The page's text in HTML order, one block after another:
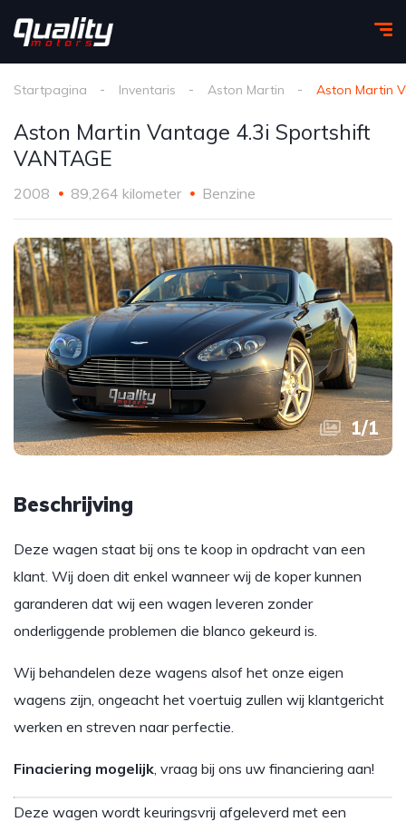
Startpagina Inventaris Aston Martin Aston Martin
Aston Martin Vantage 4.3i Sportshift
VANTAGE
2008 89,264 kilometer Benzine
1/1
Beschrijving
Deze wagen staat bij ons te koop in opdracht van een
klant. Wij doen dit enkel wanneer wij de koper kunnen
garanderen dat wij een wagen leveren zonder
onderliggende problemen die blanco gekeurd is.
Wij behandelen deze wagens alsof het onze eigen
wagens zijn, ongeacht het voertuig zullen wij klantgericht
werken en streven naar perfectie.
Finaciering mogelijk, vraag bij ons uw financiering aan!
Deze wagen wordt keuringsvrij afgeleverd met een